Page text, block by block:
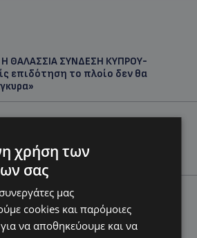
Η ΘΑΛΑΣΣΙΑ ΣΥΝΔΕΣΗ ΚΥΠΡΟΥ-
επιδότηση το πλοίο δεν θα
η Μακαρίου και το κέντρο της
Χειροπέδες και στη σύζυγο
Φέρεται να παραπλάνησε την
χρήση των
σας
μας
cookies και παρόμοιες
για να αποθηκεύουμε και να